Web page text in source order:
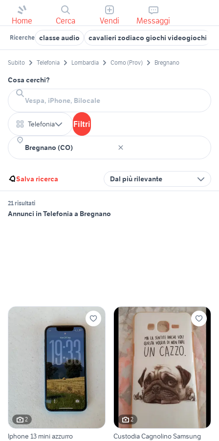
Home Cerca Vendi Messaggi
Ricerche classe audio cavalieri zodiaco giochi videogiochi
Subito Telefonia Lombardia Como (Prov) Bregnano
Cosa cerchi?
Telefonia Filtri
Salva ricerca Dal più rilevante
21 risultati
Annunci in Telefonia a Bregnano
2
Iphone 13 mini azzurro
2
Custodia Cagnolino Samsung